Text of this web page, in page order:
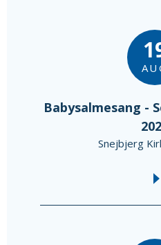
Babysalmesang -
Snejbjerg